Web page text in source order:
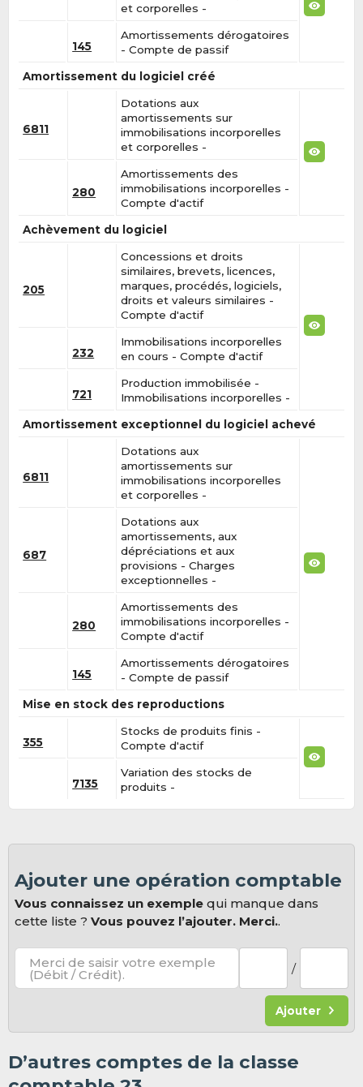
et corporelles -
145
Amortissements dérogatoires
- Compte de passif
Amortissement du logiciel créé
6811
Dotations aux
amortissements sur
immobilisations incorporelles
et corporelles -
280
Amortissements des
immobilisations incorporelles -
Compte d'actif
Achèvement du logiciel
205
Concessions et droits
similaires, brevets, licences,
marques, procédés, logiciels,
droits et valeurs similaires -
Compte d'actif
232
Immobilisations incorporelles
en cours - Compte d'actif
721
Production immobilisée -
Immobilisations incorporelles -
Amortissement exceptionnel du logiciel achevé
6811
Dotations aux
amortissements sur
immobilisations incorporelles
et corporelles -
687
Dotations aux
amortissements, aux
dépréciations et aux
provisions - Charges
exceptionnelles -
280
Amortissements des
immobilisations incorporelles -
Compte d'actif
145
Amortissements dérogatoires
- Compte de passif
Mise en stock des reproductions
355
Stocks de produits finis -
Compte d'actif
7135
Variation des stocks de
produits -
Ajouter une opération comptable
Vous connaissez un exemple qui manque dans
cette liste ?Vous pouvez l’ajouter. Merci..
Merci de saisir votre exemple
(Débit / Crédit). /
Ajouter
D’autres comptes de la classe